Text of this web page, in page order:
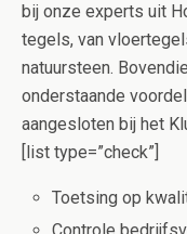
bij onze experts uit
tegels, van
natuursteen.
onderstaande
aangesloten bij het
[list type=”check”]
Toetsing op